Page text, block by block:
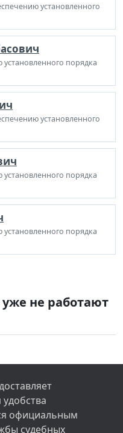
установленного
порядка
установленного
порядка
порядка
не работают
официальным
судебных